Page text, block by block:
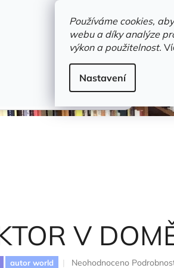
Používáme cookies,
webu a díky analýze
výkon a použitelnost.
Nastavení
Novinky Trvalky a
Gordon Richard
V
autor world
Průměrné
Neohodnoceno